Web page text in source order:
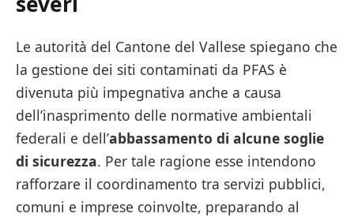
Le autorità del Cantone del Vallese spiegano che
la gestione dei siti contaminati da PFAS è
divenuta più impegnativa anche a causa
dell’inasprimento delle normative ambientali
federali e dell’abbassamento di alcune soglie
di sicurezza. Per tale ragione esse intendono
rafforzare il coordinamento tra servizi pubblici,
comuni e imprese coinvolte, preparando al